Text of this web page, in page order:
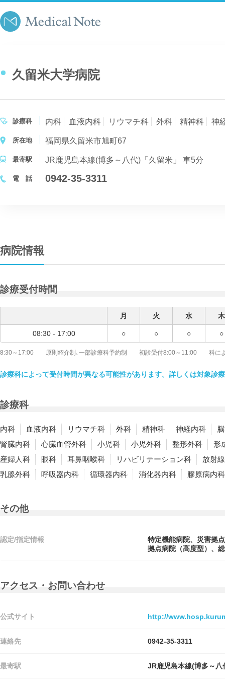
久留米大学病院
診療科 内科 血液内科 リウマチ科 外科 精神科 神
所在地 福岡県久留米市旭町67
最寄駅 JR鹿児島本線(博多～八代)「久留米」 車5分
電 話 0942-35-3311
病院情報
診療受付時間
月 火 水 木
08:30 - 17:00 ○ ○ ○ ○
8:30～17:00 原則紹介制､一部診療科予約制 初診受付8:00～11:00 科に
診療科によって受付時間が異なる可能性があります。詳しくは対象診
診療科
内科 血液内科 リウマチ科 外科 精神科 神経内科
腎臓内科
心臓血管外科 小児科 小児外科 整形外科
形
産婦人科
眼科 耳鼻咽喉科 リハビリテーション科
放射
乳腺外科
呼吸器内科 循環器内科 消化器内科 膠原病内科
その他
認定/指定情報
特定機能病院、災害拠
拠点病院（高度型）、
アクセス・お問い合わせ
公式サイト http://
連絡先 0942-35-3311
最寄駅 JR鹿児島本線(博多～